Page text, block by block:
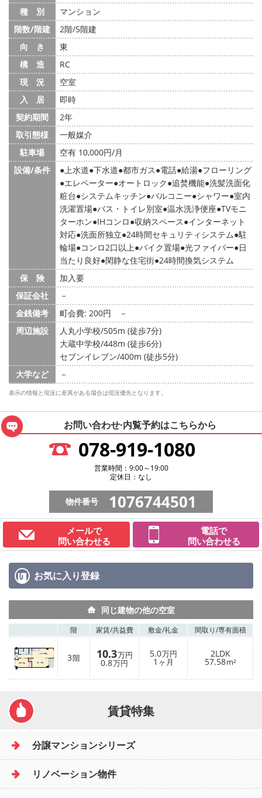
種 別
マンション
階数/階建
2階/5階建
向 き
東
構 造
RC
現 況
空室
入 居
即時
契約期間
2年
取引態様
一般媒介
駐車場
空有 10,000円/月
設備/条件
上水道 下水道 都市ガス 電話 給湯 フローリング
エレベーター オートロック 追焚機能 洗髪洗面化
粧台 システムキッチン バルコニー シャワー 室内
洗濯置場 バス・トイレ別室 温水洗浄便座 TVモニ
ターホン IHコンロ 収納スペース インターネット
対応 洗面所独立 24時間セキュリティシステム 駐
輪場 コンロ2口以上 バイク置場 光ファイバー 日
当たり良好 閑静な住宅街 24時間換気システム
保 険
加入要
保証会社
－
金銭備考
町会費: 200円
－
周辺施設
人丸小学校/505m (徒歩7分)
大蔵中学校/448m (徒歩6分)
セブンイレブン/400m (徒歩5分)
大学など
－
表示の情報と現況に差異がある場合は現況優先となります。
お問い合わせ·内覧予約はこちらから
078-919-1080
営業時間：9:00～19:00
定休日：なし
物件番号 1076744501
メールで
問い合わせる
電話で
問い合わせる
お気に入り登録
同じ建物の他の空室
階 家賃/共益費 敷金/礼金 間取り/専有面積
3階 10.3万円
0.8万円
5.0万円
1 ヶ月
2LDK
57.58m²
賃貸特集
分譲マンションシリーズ
リノベーション物件